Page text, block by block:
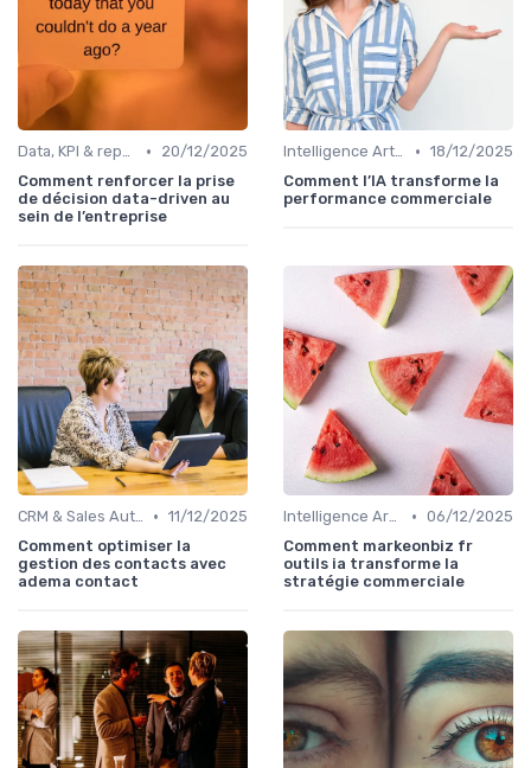
Data, KPI & reporting commercial •
20/12/2025
Comment renforcer la prise
de décision data-driven au
sein de l’entreprise
Intelligence Artificielle pour les ventes • 18/12/2025
Comment l’IA transforme la
performance commerciale
CRM & Sales Automation • 11/12/2025
Comment optimiser la
gestion des contacts avec
adema contact
Intelligence Artificielle pour les ventes • 06/12/2025
Comment markeonbiz fr
outils ia transforme la
stratégie commerciale